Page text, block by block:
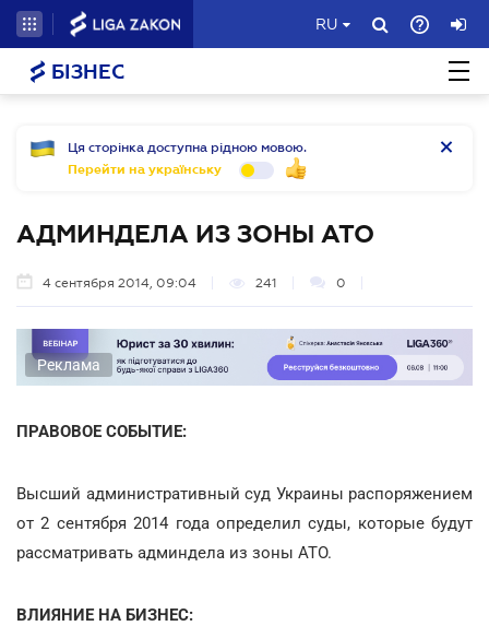
RU
БІЗНЕС
Ця сторінка доступна рідною мовою.
Перейти на українську
АДМИНДЕЛА ИЗ ЗОНЫ АТО
4 сентября 2014, 09:04 241 0
Реклама
ПРАВОВОЕ СОБЫТИЕ:
Высший административный суд Украины распоряжением
от 2 сентября 2014 года определил суды, которые будут
рассматривать админдела из зоны АТО.
ВЛИЯНИЕ НА БИЗНЕС: